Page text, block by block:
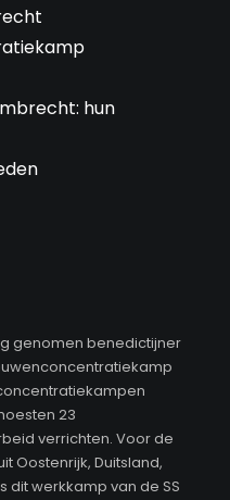
hun
genomen benedictijner
23
verrichten. Voor de
Oostenrijk, Duitsland,
dit werkkamp van de SS